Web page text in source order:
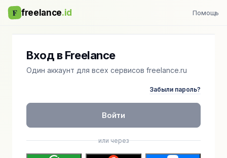
F freelance.id Помощь
Вход в Freelance
Один аккаунт для всех сервисов freelance.ru
Забыли пароль?
Войти
или через